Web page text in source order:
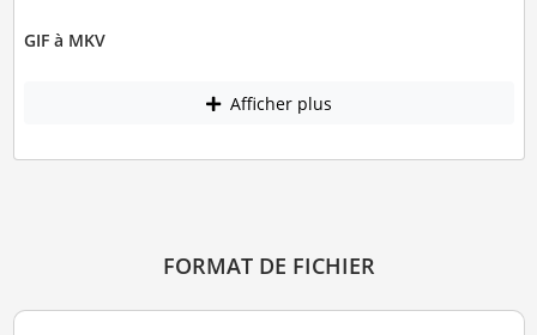
GIF à MKV
Afficher plus
FORMAT DE FICHIER